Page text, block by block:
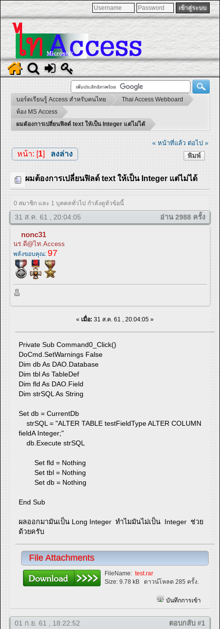
บอร์ดเรียนรู้ Access สำหรับคนไทย
Thai Access Webboard
ห้อง MS Access
ผมต้องการเปลี่ยนฟิลด์ text ให้เป็น Integer แต่ไม่ได้
« หน้าที่แล้ว ต่อไป »
พิมพ์
หน้า: [1] ลงล่าง
ผมต้องการเปลี่ยนฟิลด์ text ให้เป็น Integer แต่ไม่ได้
0 สมาชิก และ 1 บุคคลทั่วไป กำลังดูหัวข้อนี้
31 ส.ค. 61 , 20:04:05 อ่าน 2988 ครั้ง
nonc31
นร.ดี@ไท.Access
พลังขอบคุณ: 97
« เมื่อ: 31 ส.ค. 61 , 20:04:05 »
Private Sub Command0_Click()
DoCmd.SetWarnings False
Dim db As DAO.Database
Dim tbl As TableDef
Dim fld As DAO.Field
Dim strSQL As String
Set db = CurrentDb
strSQL = "ALTER TABLE testFieldType ALTER COLUMN
fieldA Integer;"
db.Execute strSQL
Set fld = Nothing
Set tbl = Nothing
Set db = Nothing
End Sub
ผลออกมามันเป็น Long Integer ทำไมมันไม่เป็น Integer ช่วย
ด้วยครับ
File Attachments
FileName:test.rar
Size:9.78 kB ดาวน์โหลด 285 ครั้ง.
บันทึกการเข้า
01 ก.ย. 61 , 18:22:52 ตอบกลับ #1